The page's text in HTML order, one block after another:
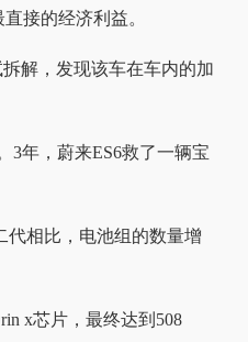
接的经济利益。
解，发现该车在车内的加
3年，蔚来ES6救了一辆宝
代相比，电池组的数量增
x芯片，最终达到508